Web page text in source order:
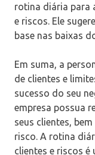
rotina diária para
e riscos. Ele
base nas baixas
Em suma, a
de clientes e
sucesso do seu
empresa possua
seus clientes,
risco. A rotina
clientes e riscos